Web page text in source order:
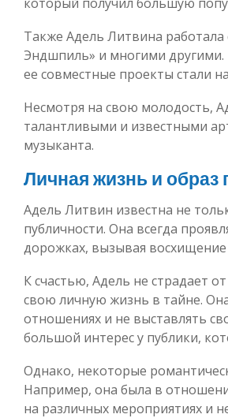
Также Адель Литвина работала
Эндшпиль» и многими другими.
ее совместные проекты стали
Несмотря на свою молодость,
талантливыми и известными
музыканта.
Личная жизнь и образ
Адель Литвин известна не
публичности. Она всегда
дорожках, вызывая
К счастью, Адель не страдает
свою личную жизнь в тайне.
отношениях и не выставлять
большой интерес у публики,
Однако, некоторые
Например, она была в
на различных мероприятиях и